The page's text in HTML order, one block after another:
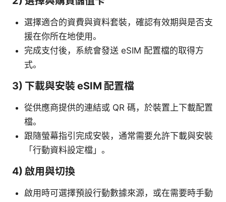
選擇適合的資費與資料套裝，確認有效期與是否支
援在你所在地使用。
完成支付後，系統會發送 eSIM 配置檔的取得方
式。
3) 下載與安裝 eSIM 配置檔
從供應商提供的連結或 QR 碼，於裝置上下載配置
檔。
跟隨螢幕指引完成安裝，通常需要允許下載與安裝
「行動資料設定檔」。
4) 啟用與切換
啟用時可選擇預設行動數據來源，或在需要時手動